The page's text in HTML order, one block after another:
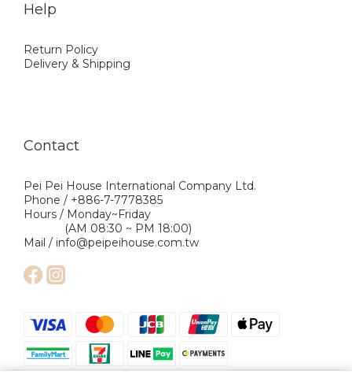
Help
Return Policy
Delivery & Shipping
Contact
Pei Pei House International Company Ltd.
Phone / +886-7-7778385
Hours / Monday~Friday
(AM 08:30 ~ PM 18:00)
Mail / info@peipeihouse.com.tw